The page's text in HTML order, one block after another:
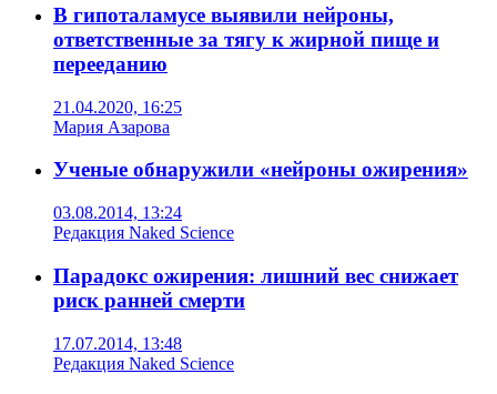
В гипоталамусе выявили нейроны,
ответственные за тягу к жирной пище и
перееданию
21.04.2020, 16:25
Мария Азарова
Ученые обнаружили «нейроны ожирения»
03.08.2014, 13:24
Редакция Naked Science
Парадокс ожирения: лишний вес снижает
риск ранней смерти
17.07.2014, 13:48
Редакция Naked Science